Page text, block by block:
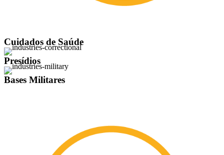
Cuidados de Saúde
Presídios
Bases Militares